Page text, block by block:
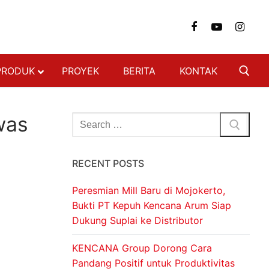
BAJA RINGAN
PROYEK BERITA KONTAK
RECENT POSTS
Peresmian Mill Baru di Mojokerto,
Bukti PT Kepuh Kencana Arum Siap
Dukung Suplai ke Distributor
KENCANA Group Dorong Cara
Pandang Positif untuk Produktivitas